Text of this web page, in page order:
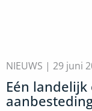
NIEUWS | 29 juni
Eén